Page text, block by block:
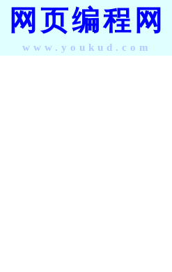
网页编程网
www.youkud.com